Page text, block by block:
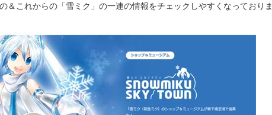
＆これからの「雪ミク」の一連の情報をチェックしやすくなっておりま